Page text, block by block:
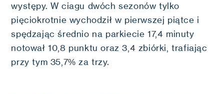
występy. W ciagu dwóch sezonów tylko
pięciokrotnie wychodził w pierwszej piątce i
spędzając średnio na parkiecie 17,4 minuty
notował 10,8 punktu oraz 3,4 zbiórki, trafiając
przy tym 35,7% za trzy.